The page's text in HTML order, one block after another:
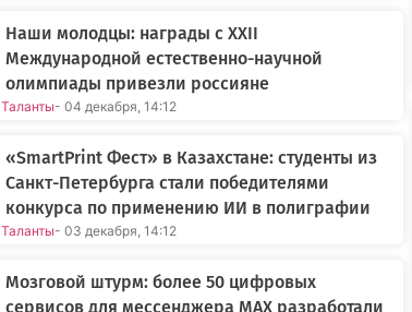
Наши молодцы: награды с XXII
Международной естественно-научной
олимпиады привезли россияне
Таланты- 04 декабря, 14:12
«SmartPrint Фест» в Казахстане: студенты из
Санкт-Петербурга стали победителями
конкурса по применению ИИ в полиграфии
Таланты- 03 декабря, 14:12
Мозговой штурм: более 50 цифровых
сервисов для мессенджера МАХ разработали